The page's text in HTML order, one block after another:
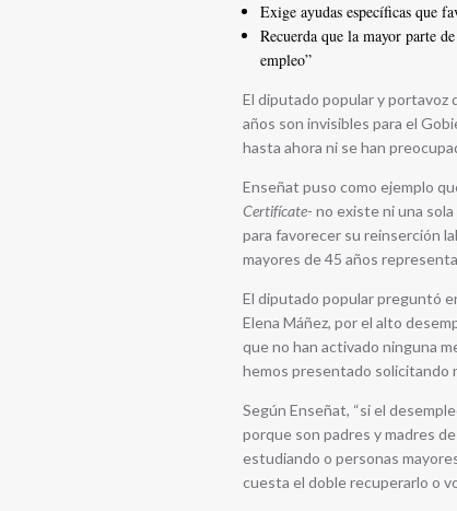
Exige ayudas específicas que
Recuerda que la mayor parte
empleo”
El diputado popular y portavoz
años son invisibles para el
hasta ahora ni se han
Enseñat puso como ejemplo
Certifícate- no existe ni una
para favorecer su reinserción
mayores de 45 años
El diputado popular preguntó
Elena Máñez, por el alto
que no han activado ninguna
hemos presentado solicitando
Según Enseñat, “si el
porque son padres y madres
estudiando o personas
cuesta el doble recuperarlo o